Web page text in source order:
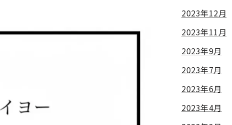
2023年12月
2023年11月
2023年9月
2023年7月
2023年6月
2023年4月